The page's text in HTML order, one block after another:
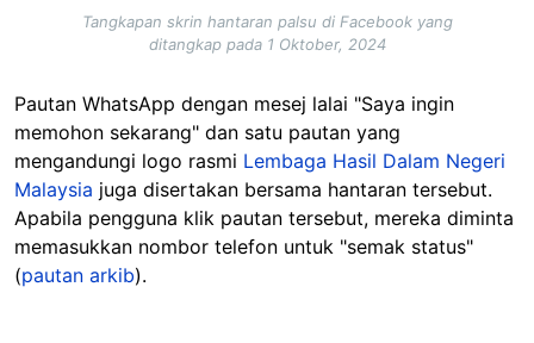
Tangkapan skrin hantaran palsu di Facebook yang
ditangkap pada 1 Oktober, 2024
Pautan WhatsApp dengan mesej lalai "Saya ingin
memohon sekarang" dan satu pautan yang
mengandungi logo rasmi Lembaga Hasil Dalam Negeri
Malaysia juga disertakan bersama hantaran tersebut.
Apabila pengguna klik pautan tersebut, mereka diminta
memasukkan nombor telefon untuk "semak status"
(pautan arkib).